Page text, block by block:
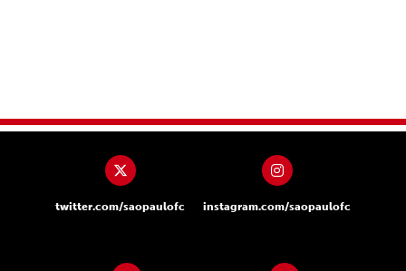
twitter.com/saopaulofc instagram.com/saopaulofc